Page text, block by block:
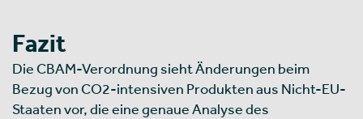
Fazit
Die CBAM-Verordnung sieht Änderungen beim
Bezug von CO2-intensiven Produkten aus Nicht-EU-
Staaten vor, die eine genaue Analyse des